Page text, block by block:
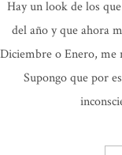
Hay un look de los
del año y que ahora
Diciembre o Enero, me
Supongo que por